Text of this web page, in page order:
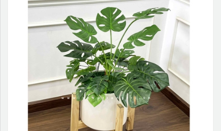
CÂY GIẢ TRANG TRÍ TIỂU CẢNH CÂY GIẢ
TƯỜNG CÂY GIẢ KHĂN TRẢI BÀN